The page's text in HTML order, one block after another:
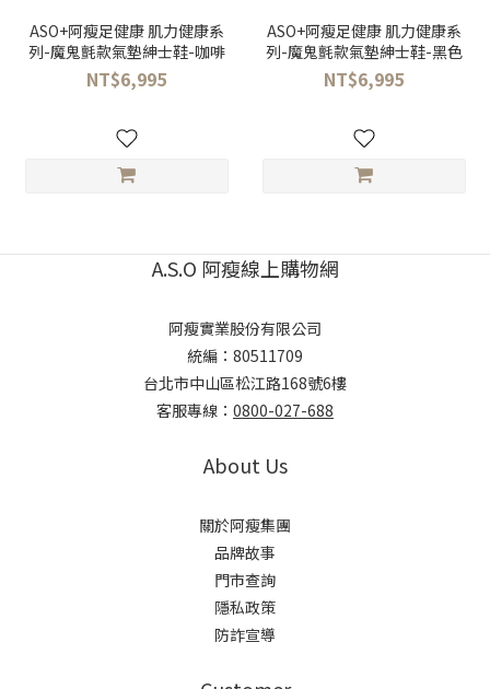
ASO+阿瘦足健康 肌力健康系
列-魔鬼氈款氣墊紳士鞋-咖啡
NT$6,995
ASO+阿瘦足健康 肌力健康系
列-魔鬼氈款氣墊紳士鞋-黑色
NT$6,995
A.S.O 阿瘦線上購物網
阿瘦實業股份有限公司
統編：80511709
台北市中山區松江路168號6樓
客服專線： 0800-027-688
About Us
關於阿瘦集團
品牌故事
門市查詢
隱私政策
防詐宣導